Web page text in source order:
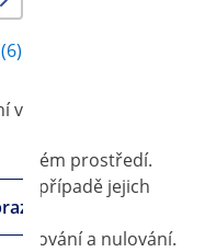
(6)
- 500 g/0, 1 g
produkt
prostředí.
v případě jejich
tárování a nulování.